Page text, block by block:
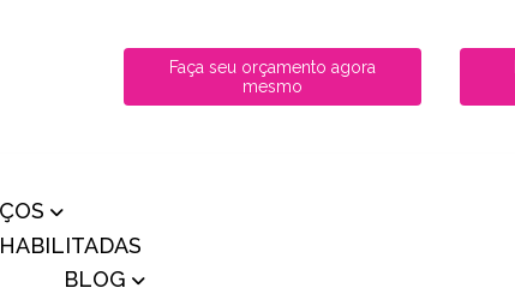
Faça seu orçamento agora
mesmo
BLOG